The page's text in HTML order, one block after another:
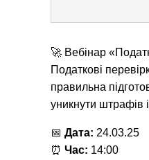
🚀 Вебінар
Податкові
правильна
уникнути штрафів
📅Дата: 24.03.25
⏰Час: 14:00